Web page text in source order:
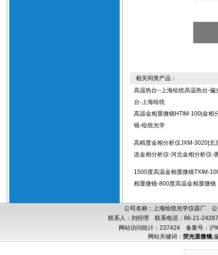
相关同类产品：
高温热台--上海绘统高温热台-偏
台-上海绘统
高温金相显微镜HTIM-100|金相
镜-绘统光学
高精度金相分析仪JXM-3020|北
连金相分析仪-河北金相分析仪-
1500度高温金相显微镜TXIM-
相显微镜-800度高温金相显微镜
公司名称：上海绘统光学仪器厂
联系人：刘经理 联系电话：86-21-
网站访问统计：237424 备案号：沪
网站关键词： 荧光显微镜,